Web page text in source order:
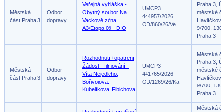
Městská
část Praha 3
Odbor
dopravy
Veřejná vyhláška -
Obytný soubor Na
Vackově zóna
A3/Etapa 09 - DIO
UMCP3
444957/2026
OD/860/26/Ve
Praha 3,
městské
9/700,
Praha 3
Městská
část Praha 3
Odbor
dopravy
Rozhodnutí +opatření
Žádost - filmování -
Víta Nejedlého,
Bořivojova,
Kubelíkova, Fibichova
UMCP3
441765/2026
OD/1269/26/Ka
Městská
Praha 3,
městské
9/700,
Praha 3
Městská